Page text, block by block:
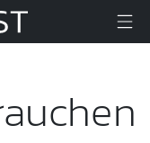
Truppendienst